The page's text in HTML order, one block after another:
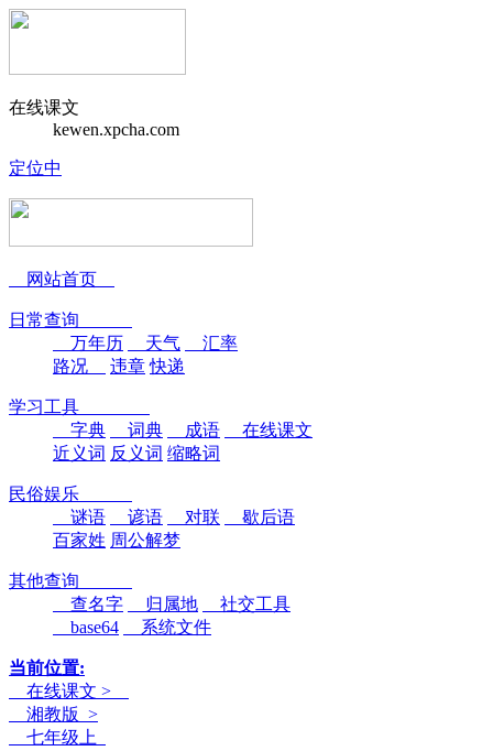
在线课文
kewen.xpcha.com
定位中
网站首页
日常查询
万年历
天气
汇率
路况
违章 快递
学习工具
字典
词典 成语
在线课文
近义词 反义词 缩略词
民俗娱乐
谜语
谚语 对联
歇后语
百家姓 周公解梦
其他查询
查名字
归属地
社交工具
base64
系统文件
当前位置:
在线课文 >
湘教版 >
七年级上